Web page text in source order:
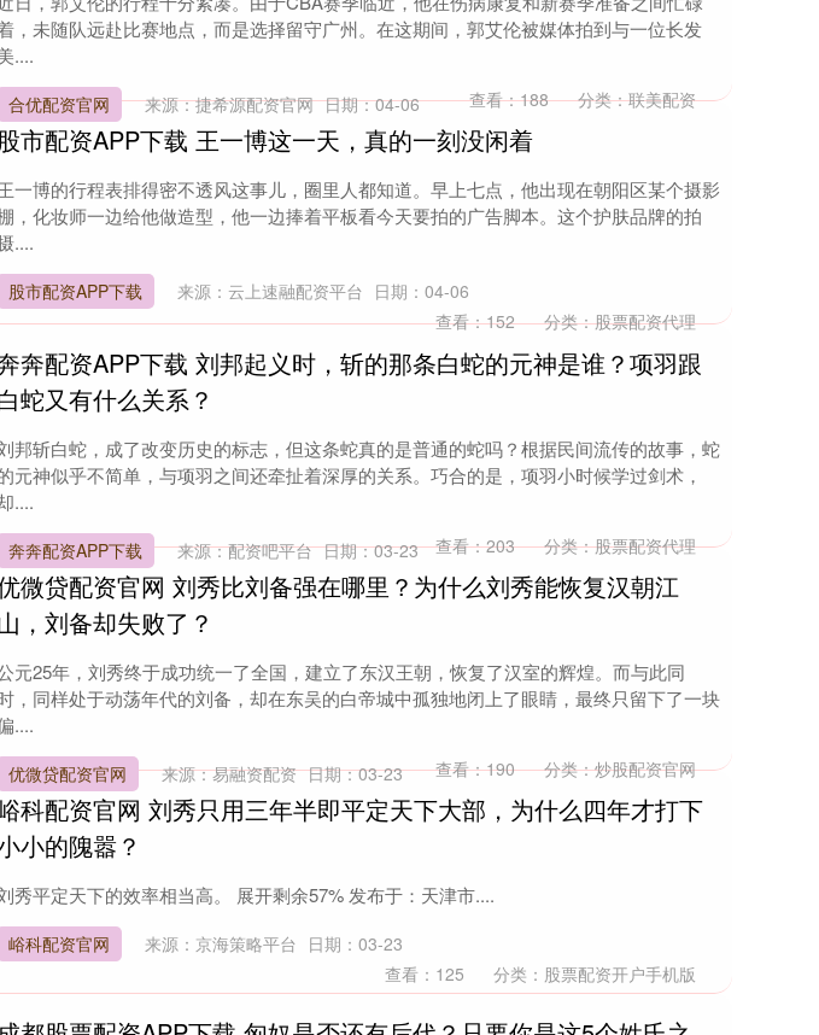
，未随队远赴比赛地点，而是选择留守广州。在这期间，郭艾伦被媒体拍到与一位长发
....
合优配资官网 来源：捷希源配资官网 日期：04-06 查看：188 分类：联美配资
股市配资APP下载 王一博这一天，真的一刻没闲着
一博的行程表排得密不透风这事儿，圈里人都知道。早上七点，他出现在朝阳区某个摄影
，化妆师一边给他做造型，他一边捧着平板看今天要拍的广告脚本。这个护肤品牌的拍
....
股市配资APP下载 来源：云上速融配资平台 日期：04-06
查看：152 分类：股票配资代理
奔配资APP下载 刘邦起义时，斩的那条白蛇的元神是谁？项羽跟
蛇又有什么关系？
邦斩白蛇，成了改变历史的标志，但这条蛇真的是普通的蛇吗？根据民间流传的故事，蛇
元神似乎不简单，与项羽之间还牵扯着深厚的关系。巧合的是，项羽小时候学过剑术，
....
奔奔配资APP下载 来源：配资吧平台 日期：03-23 查看：203 分类：股票配资代理
微贷配资官网 刘秀比刘备强在哪里？为什么刘秀能恢复汉朝江
，刘备却失败了？
元25年，刘秀终于成功统一了全国，建立了东汉王朝，恢复了汉室的辉煌。而与此同
，同样处于动荡年代的刘备，却在东吴的白帝城中孤独地闭上了眼睛，最终只留下了一块
....
优微贷配资官网 来源：易融资配资 日期：03-23 查看：190 分类：炒股配资官网
科配资官网 刘秀只用三年半即平定天下大部，为什么四年才打下
小的隗嚣？
秀平定天下的效率相当高。 展开剩余57% 发布于：天津市....
峪科配资官网 来源：京海策略平台 日期：03-23
查看： 125 分类： 股票配资开户手机版